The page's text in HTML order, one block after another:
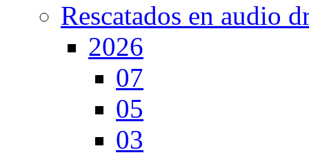
Rescatados en audio
2026
07
05
03